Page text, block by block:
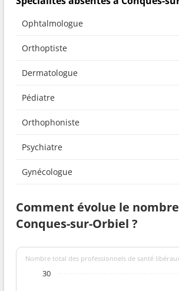
Ophtalmologue
Orthoptiste
Dermatologue
Pédiatre
Orthophoniste
Psychiatre
Gynécologue
Comment évolue le
Conques-sur-Orbiel ?
Nombre total des professionnels de santé
30